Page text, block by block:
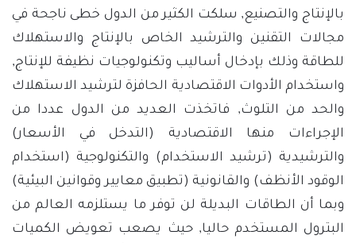
بالإنتاج والتصنيع, سلكت الكثير من الدول خطى ناجحة في
مجالات التقنين والترشيد الخاص بالإنتاج والاستهلاك
للطاقة وذلك بإدخال أساليب وتكنولوجيات نظيفة للإنتاج,
واستخدام الأدوات الاقتصادية الحافزة لترشيد الاستهلاك
والحد من التلوث, فاتخذت العديد من الدول عددا من
الإجراءات منها الاقتصادية (التدخل في الأسعار)
والترشيدية (ترشيد الاستخدام) والتكنولوجية (استخدام
الوقود الأنظف) والقانونية (تطبيق معايير وقوانين البيئية)
وبما أن الطاقات البديلة لن توفر ما يستلزمه العالم من
البترول المستخدم حاليا, حيث يصعب تعويض الكميات